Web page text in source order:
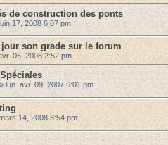
de construction des ponts
17, 2008 6:07 pm
jour son grade sur le forum
06, 2008 2:52 pm
» lun. avr. 09, 2007 6:01 pm
14, 2008 3:54 pm